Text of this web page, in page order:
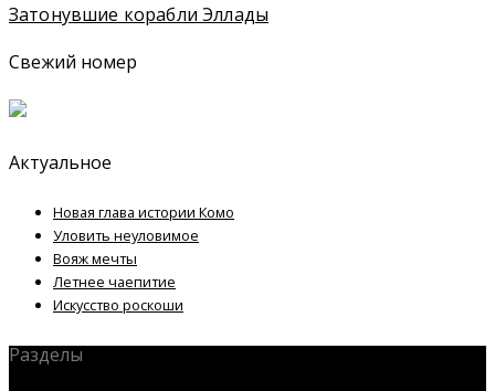
Затонувшие корабли Эллады
Свежий номер
Актуальное
Новая глава истории Комо
Уловить неуловимое
Вояж мечты
Летнее чаепитие
Искусство роскоши
Разделы